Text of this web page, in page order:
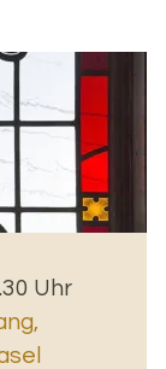
Uhr
,